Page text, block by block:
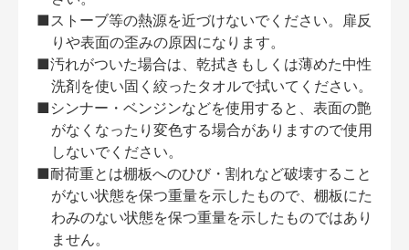
■ストーブ等の熱源を近づけないでください。扉反
りや表面の歪みの原因になります。
■汚れがついた場合は、乾拭きもしくは薄めた中性
洗剤を使い固く絞ったタオルで拭いてください。
■シンナー・ベンジンなどを使用すると、表面の艶
がなくなったり変色する場合がありますので使用
しないでください。
■耐荷重とは棚板へのひび・割れなど破壊すること
がない状態を保つ重量を示したもので、棚板にた
わみのない状態を保つ重量を示したものではあり
ません。